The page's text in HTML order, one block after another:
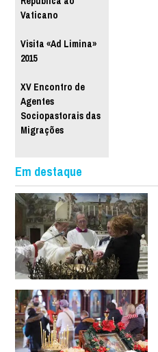
Vaticano
Visita «Ad Limina»
2015
XV Encontro de
Agentes
Sociopastorais das
Migrações
Em destaque